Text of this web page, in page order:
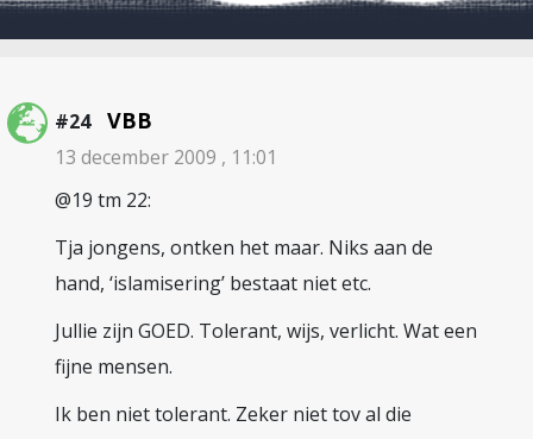
#24 VBB
13 december 2009 , 11:01
@19 tm 22:
Tja jongens, ontken het maar. Niks aan de
hand, ‘islamisering’ bestaat niet etc.
Jullie zijn GOED. Tolerant, wijs, verlicht. Wat een
fijne mensen.
Ik ben niet tolerant. Zeker niet tov al die